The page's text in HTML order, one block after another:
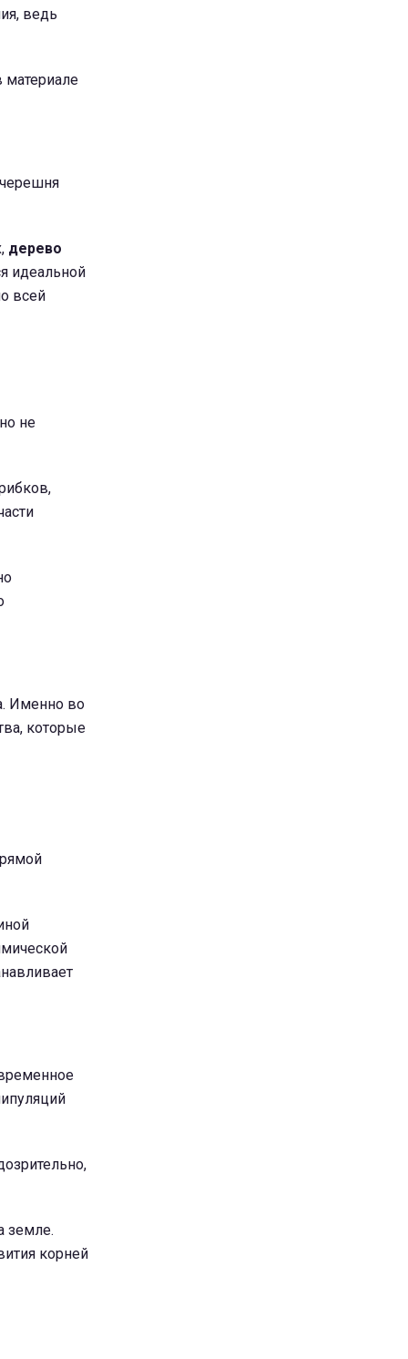
ведь
черешня
дерево
идеальной
всей
не
Именно во
которые
земле.
корней